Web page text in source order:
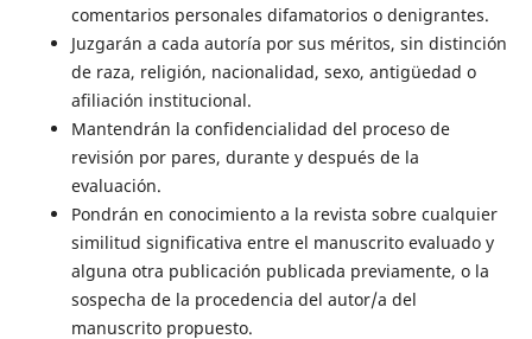
comentarios personales difamatorios o denigrantes.
Juzgarán a cada autoría por sus méritos, sin distinción
de raza, religión, nacionalidad, sexo, antigüedad o
afiliación institucional.
Mantendrán la confidencialidad del proceso de
revisión por pares, durante y después de la
evaluación.
Pondrán en conocimiento a la revista sobre cualquier
similitud significativa entre el manuscrito evaluado y
alguna otra publicación publicada previamente, o la
sospecha de la procedencia del autor/a del
manuscrito propuesto.